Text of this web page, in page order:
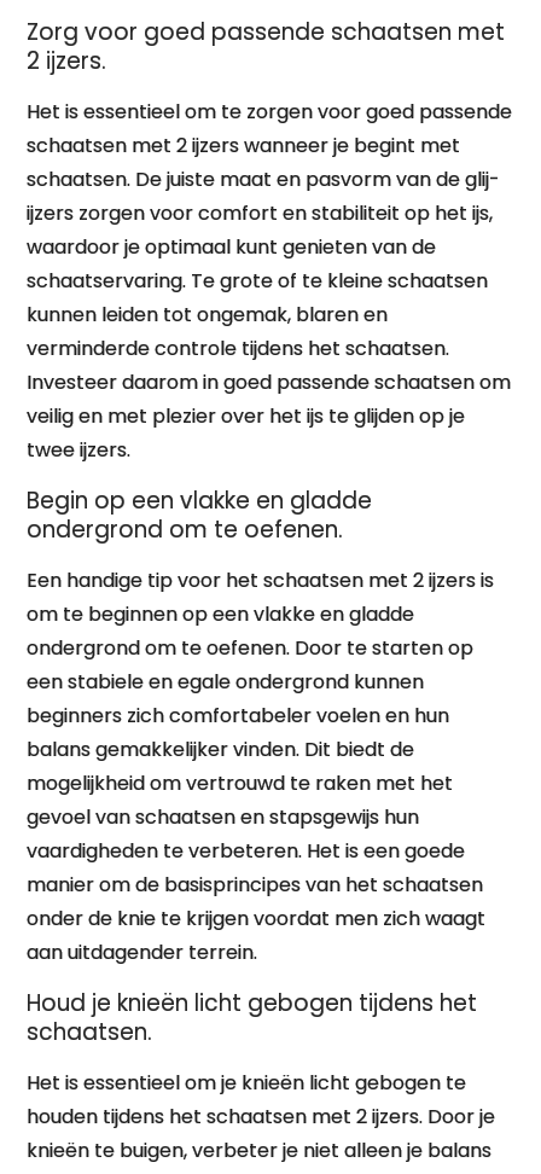
Zorg voor goed passende schaatsen met
2 ijzers.
Het is essentieel om te zorgen voor goed passende
schaatsen met 2 ijzers wanneer je begint met
schaatsen. De juiste maat en pasvorm van de glij-
ijzers zorgen voor comfort en stabiliteit op het ijs,
waardoor je optimaal kunt genieten van de
schaatservaring. Te grote of te kleine schaatsen
kunnen leiden tot ongemak, blaren en
verminderde controle tijdens het schaatsen.
Investeer daarom in goed passende schaatsen om
veilig en met plezier over het ijs te glijden op je
twee ijzers.
Begin op een vlakke en gladde
ondergrond om te oefenen.
Een handige tip voor het schaatsen met 2 ijzers is
om te beginnen op een vlakke en gladde
ondergrond om te oefenen. Door te starten op
een stabiele en egale ondergrond kunnen
beginners zich comfortabeler voelen en hun
balans gemakkelijker vinden. Dit biedt de
mogelijkheid om vertrouwd te raken met het
gevoel van schaatsen en stapsgewijs hun
vaardigheden te verbeteren. Het is een goede
manier om de basisprincipes van het schaatsen
onder de knie te krijgen voordat men zich waagt
aan uitdagender terrein.
Houd je knieën licht gebogen tijdens het
schaatsen.
Het is essentieel om je knieën licht gebogen te
houden tijdens het schaatsen met 2 ijzers. Door je
knieën te buigen, verbeter je niet alleen je balans